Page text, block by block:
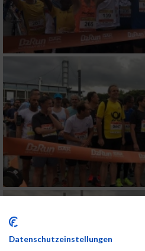
Datenschutzeinstellungen